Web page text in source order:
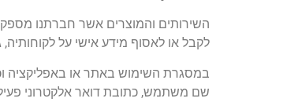
השירותים והמוצרים אשר חברתנו
לקבל או לאסוף מידע אישי על
במסגרת השימוש באתר או באפליקציה
שם משתמש, כתובת דואר אלקטרוני